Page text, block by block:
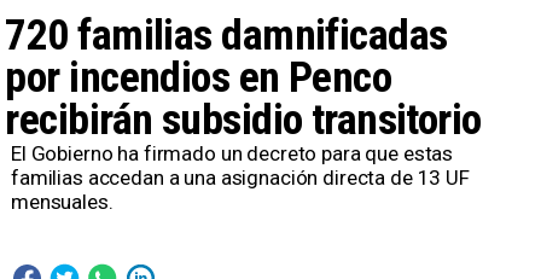
720 familias damnificadas
por incendios en Penco
recibirán subsidio transitorio
El Gobierno ha firmado un decreto para que estas
familias accedan a una asignación directa de 13 UF
mensuales.